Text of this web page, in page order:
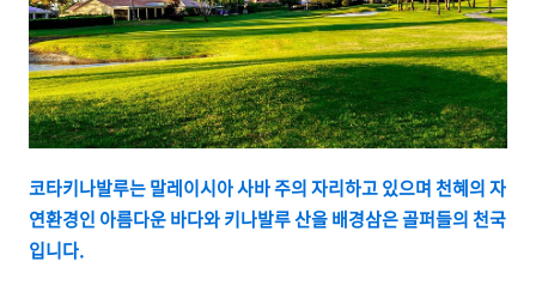
코타키나발루는 말레이시아 사바 주의 자리하고 있으며 천혜의 자
연환경인 아름다운 바다와 키나발루 산을 배경삼은 골퍼들의 천국
입니다.